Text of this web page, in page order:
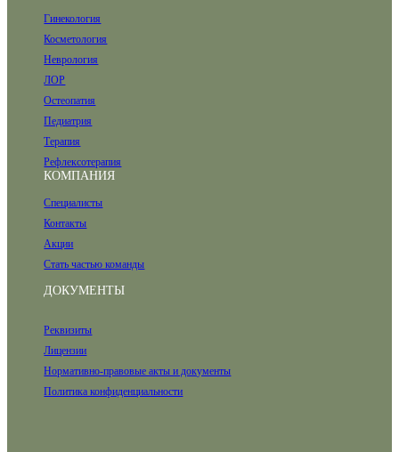
Гинекология
Косметология
Неврология
ЛОР
Остеопатия
Педиатрия
Терапия
Рефлексотерапия
КОМПАНИЯ
Специалисты
Контакты
Акции
Стать частью команды
ДОКУМЕНТЫ
Реквизиты
Лицензии
Нормативно-правовые акты и документы
Политика конфиденциальности